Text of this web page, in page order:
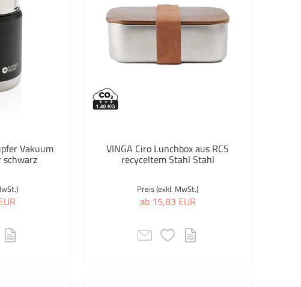
Vakuum
schwarz
VINGA Ciro Lunchbox aus RCS
recyceltem Stahl Stahl
Preis (exkl. MwSt.)
ab 15,83 EUR